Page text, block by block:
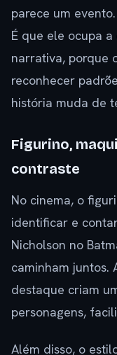
parece um
É que ele ocupa
narrativa, porque
reconhecer
história muda de
Figurino,
contraste
No cinema, o
identificar e
Nicholson no
caminham juntos.
destaque criam
personagens,
Além disso, o